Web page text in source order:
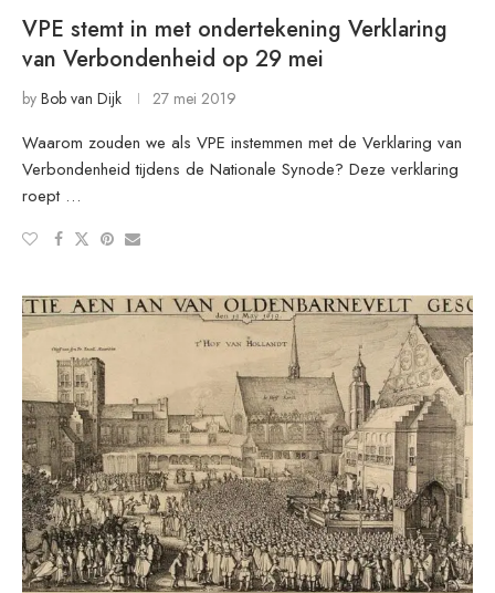
VPE stemt in met ondertekening Verklaring
van Verbondenheid op 29 mei
by Bob van Dijk 27 mei 2019
Waarom zouden we als VPE instemmen met de Verklaring van
Verbondenheid tijdens de Nationale Synode? Deze verklaring
roept …